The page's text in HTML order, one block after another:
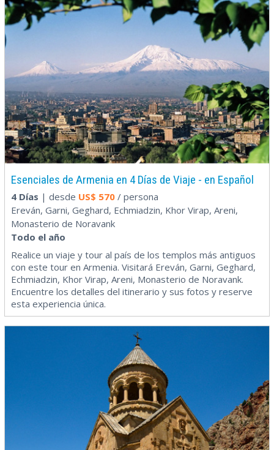
Esenciales de Armenia en 4 Días de Viaje - en Español
4 Días | desde US$ 570 / persona
Ereván, Garni, Geghard, Echmiadzin, Khor Virap, Areni,
Monasterio de Noravank
Todo el año
Realice un viaje y tour al país de los templos más antiguos
con este tour en Armenia. Visitará Ereván, Garni, Geghard,
Echmiadzin, Khor Virap, Areni, Monasterio de Noravank.
Encuentre los detalles del itinerario y sus fotos y reserve
esta experiencia única.